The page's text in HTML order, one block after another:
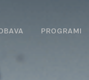
PROGRAMI